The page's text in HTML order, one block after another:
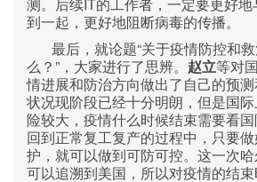
测。后续
的工作者，一定要更好
到一起，更好地阻断病毒的传播。
最后，就论题“关于疫情防控和
么？ ” ，大家进行了思辨。 赵立等对
情进展和防治方向做出了自己的预
状况现阶段已经十分明朗，但是国
险较大，疫情什么时候结束需要看
回到正常复工复产的过程中，只要
护，就可以做到可防可控。这一次
可以追溯到美国，所以对疫情的结